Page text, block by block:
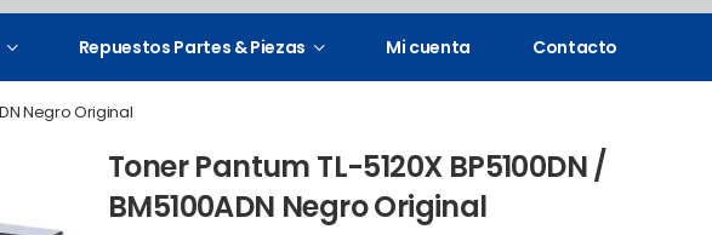
Repuestos Partes & Piezas Mi cuenta Contacto
Negro Original
Toner Pantum TL-5120X BP5100DN /
BM5100ADN Negro Original